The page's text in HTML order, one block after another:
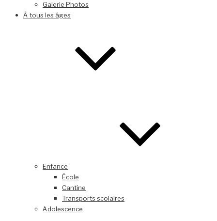
Galerie Photos
À tous les âges
Enfance
École
Cantine
Transports scolaires
Adolescence